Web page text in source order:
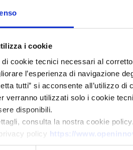
i cookie
cookie tecnici necessari al
l’esperienza di navigazione
tutti” si acconsente all’utilizzo
verranno utilizzati solo i cookie
disponibili.
consulta la nostra cookie policy.
policy https://
Business request
componenti
strategici e